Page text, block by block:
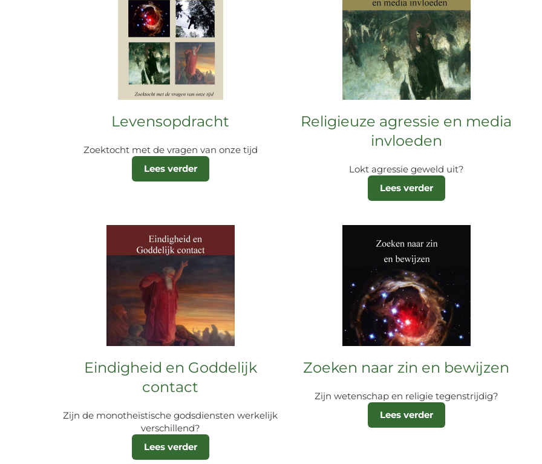
Levensopdracht
Zoektocht met de vragen van onze tijd
Lees verder
Religieuze agressie en media
invloeden
Lokt agressie geweld uit?
Lees verder
Eindigheid en Goddelijk
contact
Zijn de monotheïstische godsdiensten werkelijk
verschillend?
Lees verder
Zoeken naar zin en bewijzen
Zijn wetenschap en religie tegenstrijdig?
Lees verder